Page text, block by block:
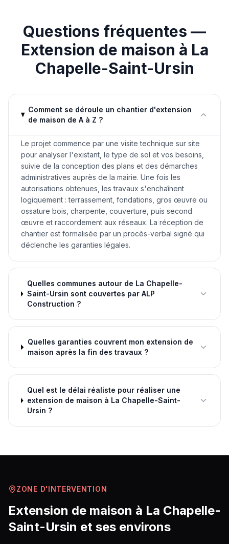
Questions fréquentes —
Extension de maison à La
Chapelle-Saint-Ursin
Comment se déroule un chantier d'extension
de maison de A à Z ?
Le projet commence par une visite technique sur site
pour analyser l'existant, le type de sol et vos besoins,
suivie de la conception des plans et des démarches
administratives auprès de la mairie. Une fois les
autorisations obtenues, les travaux s'enchaînent
logiquement : terrassement, fondations, gros œuvre ou
ossature bois, charpente, couverture, puis second
œuvre et raccordement aux réseaux. La réception de
chantier est formalisée par un procès-verbal signé qui
déclenche les garanties légales.
Quelles communes autour de La Chapelle-
Saint-Ursin sont couvertes par ALP
Construction ?
Quelles garanties couvrent mon extension de
maison après la fin des travaux ?
Quel est le délai réaliste pour réaliser une
extension de maison à La Chapelle-Saint-
Ursin ?
ZONE D'INTERVENTION
Extension de maison à La Chapelle-
Saint-Ursin et ses environs